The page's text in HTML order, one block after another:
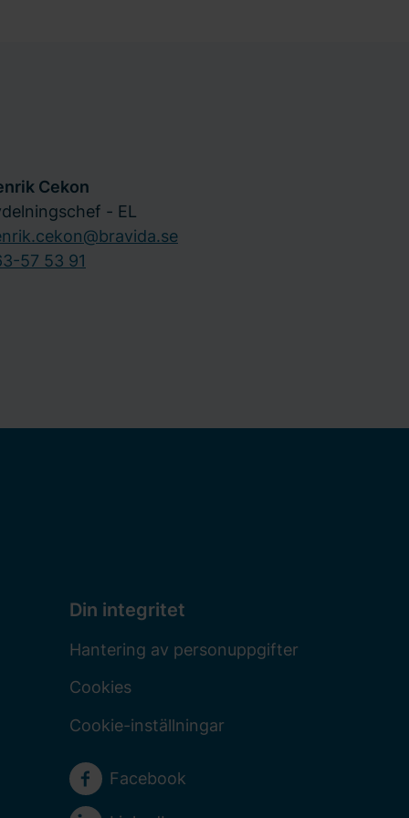
Cekon
- EL
57 53 91
Din integritet
Hantering av personuppgifter
Cookies
Cookie-inställningar
Sociala medier
Facebook